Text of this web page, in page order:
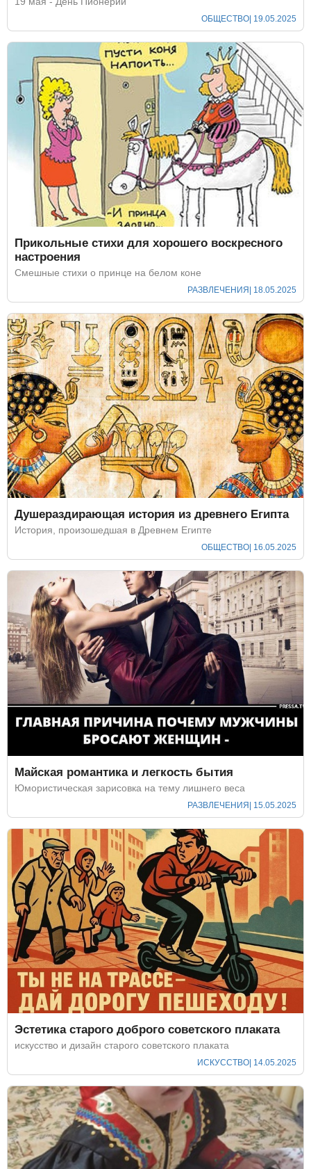
ОБЩЕСТВО| 19.05.2025
Прикольные стихи для хорошего воскресного
настроения
Смешные стихи о принце на белом коне
РАЗВЛЕЧЕНИЯ | 18.05.2025
Душераздирающая история из древнего Египта
История, произошедшая в Древнем Египте
ОБЩЕСТВО | 16.05.2025
Майская романтика и легкость бытия
Юмористическая зарисовка на тему лишнего веса
РАЗВЛЕЧЕНИЯ| 15.05.2025
Эстетика старого доброго советского плаката
искусство и дизайн старого советского плаката
ИСКУССТВО | 14.05.2025